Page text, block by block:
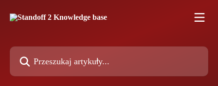
Przeszukaj artykuły...